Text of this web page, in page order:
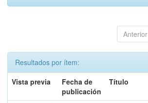
Anterior
Resultados por ítem:
Vista previa
Fecha de
publicación
Título